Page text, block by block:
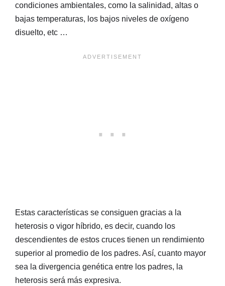
condiciones ambientales, como la salinidad, altas o
bajas temperaturas, los bajos niveles de oxígeno
disuelto, etc …
Estas características se consiguen gracias a la
heterosis o vigor híbrido, es decir, cuando los
descendientes de estos cruces tienen un rendimiento
superior al promedio de los padres. Así, cuanto mayor
sea la divergencia genética entre los padres, la
heterosis será más expresiva.